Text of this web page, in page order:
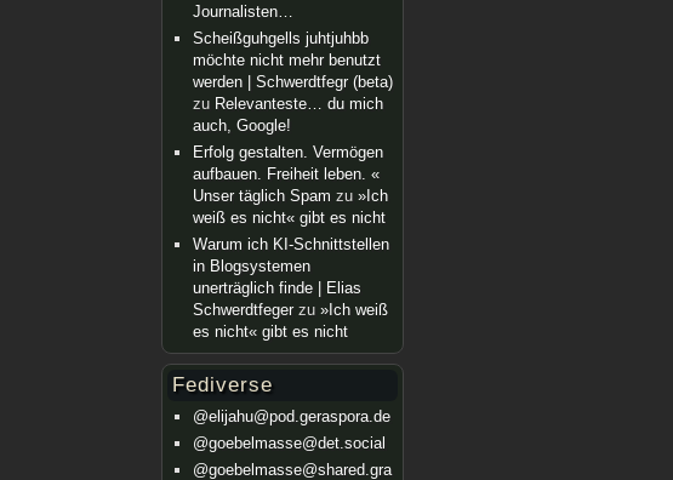
Journalisten…
Scheißguhgells juhtjuhbb
möchte nicht mehr benutzt
werden | Schwerdtfegr (beta)
zu Relevanteste… du mich
auch, Google!
Erfolg gestalten. Vermögen
aufbauen. Freiheit leben. «
Unser täglich Spam zu »Ich
weiß es nicht« gibt es nicht
Warum ich KI-Schnittstellen
in Blogsystemen
unerträglich finde | Elias
Schwerdtfegerzu »Ich weiß
es nicht« gibt es nicht
Fediverse
@elijahu@pod.geraspora.de
@goebelmasse@det.social
@goebelmasse@shared.gra